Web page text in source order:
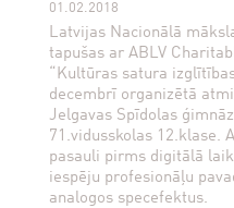
01.02.2018
Latvijas Nacionālā
tapušas ar ABLV
“Kultūras satura
decembrī organizētā
Jelgavas Spīdolas
71.vidusskolas 12.klase.
pasauli pirms digitālā
iespēju profesionāļu
analogos specefektus.